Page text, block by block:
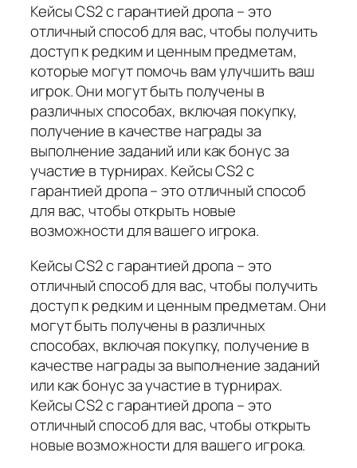
Кейсы CS2 с гарантией дропа – это
отличный способ для вас, чтобы получить
доступ к редким и ценным предметам,
которые могут помочь вам улучшить ваш
игрок. Они могут быть получены в
различных способах, включая покупку,
получение в качестве награды за
выполнение заданий или как бонус за
участие в турнирах. Кейсы CS2 с
гарантией дропа – это отличный способ
для вас, чтобы открыть новые
возможности для вашего игрока.
Кейсы CS2 с гарантией дропа – это
отличный способ для вас, чтобы получить
доступ к редким и ценным предметам. Они
могут быть получены в различных
способах, включая покупку, получение в
качестве награды за выполнение заданий
или как бонус за участие в турнирах.
Кейсы CS2 с гарантией дропа – это
отличный способ для вас, чтобы открыть
новые возможности для вашего игрока.